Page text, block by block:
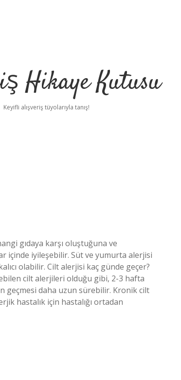
Hikaye Kutusu
Keyifli alışveriş tüyolarıyla tanış!
gıdaya karşı oluştuğuna ve
içinde iyileşebilir. Süt ve yumurta alerjisi
olabilir. Cilt alerjisi kaç günde geçer?
cilt alerjileri olduğu gibi, 2-3 hafta
geçmesi daha uzun sürebilir. Kronik cilt
hastalık için hastalığı ortadan